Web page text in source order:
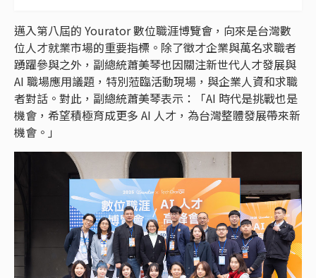
邁入第八屆的 Yourator 數位職涯博覽會，向來是台灣數
位人才就業市場的重要指標。除了徵才企業與萬名求職者
踴躍參與之外，副總統蕭美琴也因關注新世代人才發展與
AI 職場應用議題，特別蒞臨活動現場，與企業人資和求職
者對話。對此，副總統蕭美琴表示：「AI 時代是挑戰也是
機會，希望積極育成更多 AI 人才，為台灣整體發展帶來新
機會。」